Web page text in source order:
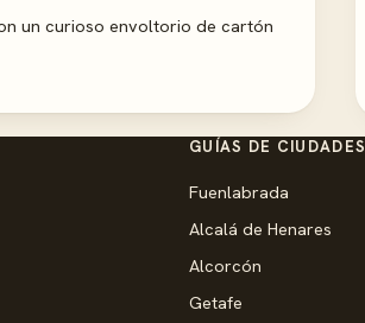
un curioso envoltorio de cartón
GUÍAS DE CIUDADES
Fuenlabrada
Alcalá de Henares
Alcorcón
Getafe